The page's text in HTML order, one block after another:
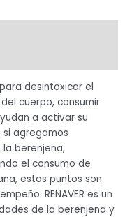
desintoxicar el
cuerpo, consumir
a activar su
si agregamos
berenjena,
el consumo de
estos puntos son
RENAVER es un
de la berenjena y